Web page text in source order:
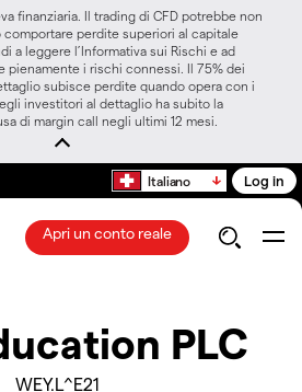
finanziaria. Il trading di CFD potrebbe non
perdite superiori al capitale
a leggere l’Informativa sui Rischi e ad
pienamente i rischi connessi. Il 75% dei
subisce perdite quando opera con i
investitori al dettaglio ha subito la
di margin call negli ultimi 12 mesi.
Italiano Log in
Apri un conto reale
PLC
WEY.L^E21